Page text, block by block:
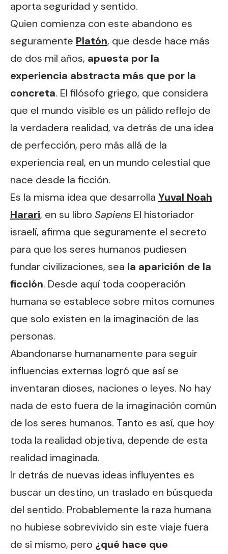
aporta seguridad y sentido.
Quien comienza con este abandono es
seguramente Platón, que desde hace más
de dos mil años, apuesta por la
experiencia abstracta más que por la
concreta. El filósofo griego, que considera
que el mundo visible es un pálido reflejo de
la verdadera realidad, va detrás de una idea
de perfección, pero más allá de la
experiencia real, en un mundo celestial que
nace desde la ficción.
Es la misma idea que desarrolla Yuval Noah
Harari, en su libro Sapiens El historiador
israelí, afirma que seguramente el secreto
para que los seres humanos pudiesen
fundar civilizaciones, sea la aparición de la
ficción. Desde aquí toda cooperación
humana se establece sobre mitos comunes
que solo existen en la imaginación de las
personas.
Abandonarse humanamente para seguir
influencias externas logró que así se
inventaran dioses, naciones o leyes. No hay
nada de esto fuera de la imaginación común
de los seres humanos. Tanto es así, que hoy
toda la realidad objetiva, depende de esta
realidad imaginada.
Ir detrás de nuevas ideas influyentes es
buscar un destino, un traslado en búsqueda
del sentido. Probablemente la raza humana
no hubiese sobrevivido sin este viaje fuera
de sí mismo, pero ¿qué hace que